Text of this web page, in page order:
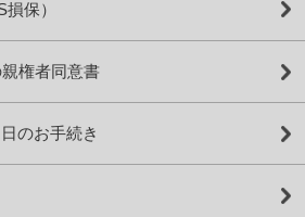
保）
権者同意書
のお手続き